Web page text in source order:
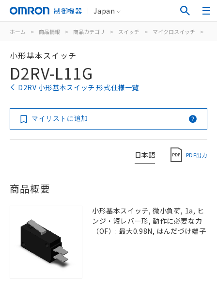
制御機器 Japan
ホーム > 商品情報 > 商品カテゴリ > スイッチ > マイクロスイッチ >
小形基本スイッチ
D2RV-L11G
D2RV 小形基本スイッチ 形式仕様一覧
マイリストに追加
日本語 PDF出力
商品概要
小形基本スイッチ, 微小負荷, 1a, ヒ
ンジ・短レバー形, 動作に必要な力
（OF）: 最大0.98N, はんだづけ端子